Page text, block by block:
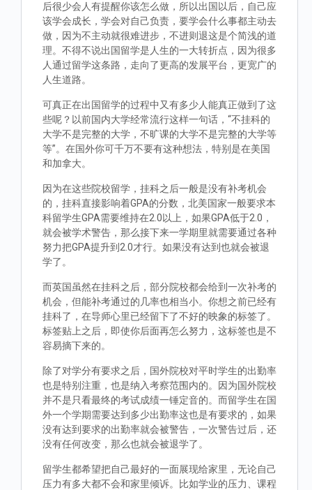
后很少会人有提醒你该怎么做，所以出国以后，自己应
该学会成长，学会对自己负责，要学会什么事都主动去
做，因为不主动就很难进步，不进则退这是个简浅的道
理。不得不说出国留学是人生的一大转折点，因为很多
人通过留学这条路，走向了更高的发展平台，更宽广的
人生道路。
可真正在出国留学的过程中又有多少人能真正做到了这
些呢？以前国内大学经常流行这样一句话，“不挂科的
大学不是完整的大学，不旷课的大学不是完整的大学等
等”。在国外你可千万不要有这种想法，特别是在美国
和加拿大。
因为在这些院校留学，挂科之后一般是没有补考机会
的，挂科直接影响着GPA的分数，北美国家一般要求本
科留学生GPA需要维持在2.0以上，如果GPA低于2.0，
就会被学术警告，那么接下来一学期里就需要通过各种
努力把GPA提升到2.0才行。如果没有达到也就会被退
学了。
而英国虽然在挂科之后，部分院校都会给到一次补考的
机会，但能补考通过的几率也相当小。你想之前已经有
挂科了，在导师心里已经留下了不好的映象的标签了。
标签贴上之后，即使你后面再怎么努力，这标签也是不
容易摘下来的。
除了对学分有要求之后，国外院校对平时学生的出勤率
也是特别注重，也是纳入考察范围内的。因为国外院校
并不是只看最终的考试成绩一锤定音的。而留学生在国
外一个学期需要达到多少出勤率这也是有要求的，如果
没有达到要求的出勤率就会被警告，一次警告过后，还
没有任何改变，那么也就会被退学了。
留学生都希望把自己最好的一面展现给家里，无论自己
压力有多大都不会和家里倾诉。比如学业的压力、课程